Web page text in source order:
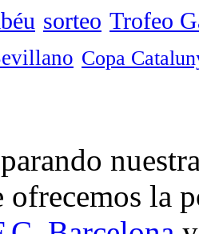
sorteo Trofeo
Copa
ofrecemos la